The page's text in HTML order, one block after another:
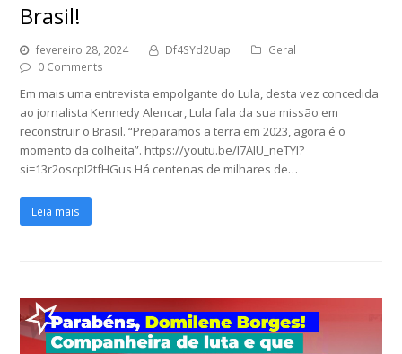
Brasil!
fevereiro 28, 2024 Df4SYd2Uap
Geral
0 Comments
Em mais uma entrevista empolgante do Lula, desta vez concedida
ao jornalista Kennedy Alencar, Lula fala da sua missão em
reconstruir o Brasil. “Preparamos a terra em 2023, agora é o
momento da colheita”. https://youtu.be/l7AIU_neTYI?
si=13r2oscpI2tfHGus Há centenas de milhares de…
Leia mais